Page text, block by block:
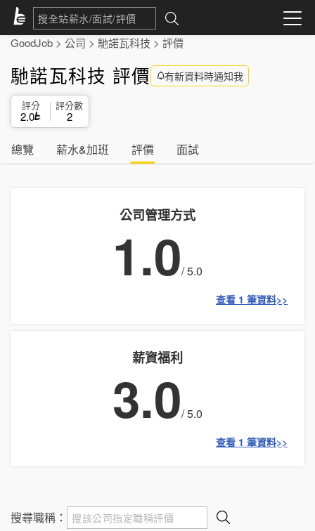
GoodJob > 公司 > 馳諾瓦科技 > 評價
馳諾瓦科技 評價 有新資料時通知我
評分
2.0
評分數
2
總覽 薪水&加班 評價 面試
公司管理方式
1.0/ 5.0
查看 1 筆資料>>
薪資福利
3.0/ 5.0
查看 1 筆資料>>
搜尋職稱：